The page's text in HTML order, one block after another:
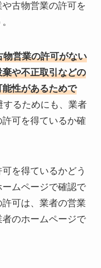
古物営業の許可を
営業の許可がない
や不正取引などの
性があるためで
るためにも、業者
可を得ているか確
を得ているかどう
ムページで確認で
可は、業者の営業
のホームページで